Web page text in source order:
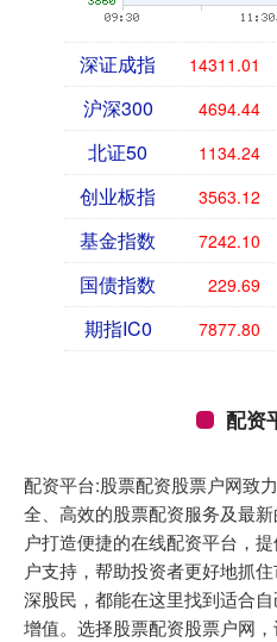
深证成指 14311.01
沪深300 4694.44
北证50 1134.24
创业板指 3563.12
基金指数 7242.10
国债指数 229.69
期指IC0 7877.80
配资
配资平台:股票配资股票户网致
全、高效的股票配资服务及最
户打造便捷的在线配资平台，
户支持，帮助投资者更好地抓
深股民，都能在这里找到适合
增值。选择股票配资股票户网